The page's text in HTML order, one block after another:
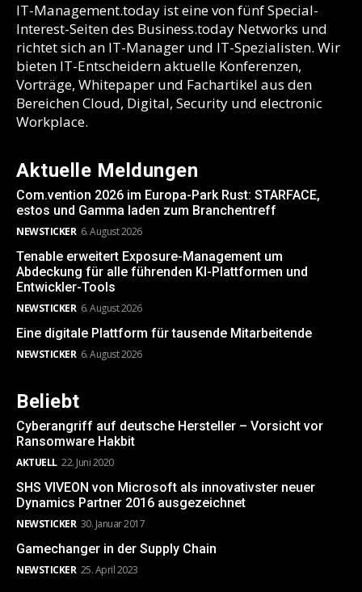
IT-Management.today ist eine von fünf Special-
Interest-Seiten des Business.today Networks und
richtet sich an IT-Manager und IT-Spezialisten. Wir
bieten IT-Entscheidern aktuelle Konferenzen,
Vorträge, Whitepaper und Fachartikel aus den
Bereichen Cloud, Digital, Security und electronic
Workplace.
Aktuelle Meldungen
Com.vention 2026 im Europa-Park Rust: STARFACE,
estos und Gamma laden zum Branchentreff
NEWSTICKER 6. August 2026
Tenable erweitert Exposure-Management um
Abdeckung für alle führenden KI-Plattformen und
Entwickler-Tools
NEWSTICKER 6. August 2026
Eine digitale Plattform für tausende Mitarbeitende
NEWSTICKER 6. August 2026
Beliebt
Cyberangriff auf deutsche Hersteller – Vorsicht vor
Ransomware Hakbit
AKTUELL 22. Juni 2020
SHS VIVEON von Microsoft als innovativster neuer
Dynamics Partner 2016 ausgezeichnet
NEWSTICKER 30. Januar 2017
Gamechanger in der Supply Chain
NEWSTICKER 25. April 2023